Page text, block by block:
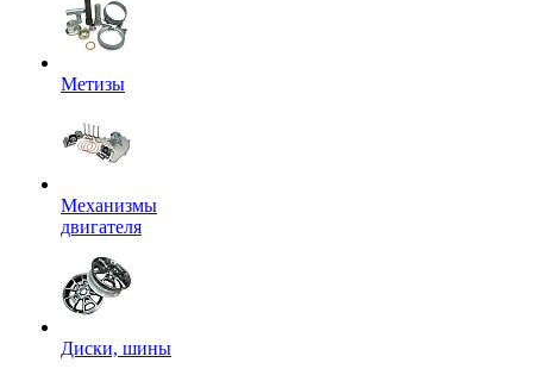
Метизы
Механизмы
двигателя
Диски, шины